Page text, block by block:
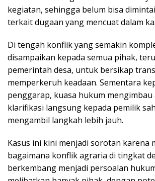
kegiatan, sehingga belum bisa
terkait dugaan yang mencuat dalam
Di tengah konflik yang semakin
disampaikan kepada semua pihak,
pemerintah desa, untuk bersikap
memperkeruh keadaan. Sementara
penggarap, kuasa hukum
klarifikasi langsung kepada pemilik
mengambil langkah lebih jauh.
Kasus ini kini menjadi sorotan karena
bagaimana konflik agraria di tingkat
berkembang menjadi persoalan